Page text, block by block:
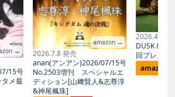
→
15号
メ最
amazon →
2026.7.8 発売
anan(アンアン)2026/07/15号
No.2503増刊 スペシャルエ
ディション[山﨑賢人&志尊淳
&神尾楓珠]
2026.4.1 発
DUSK &
回プレス)
amazon